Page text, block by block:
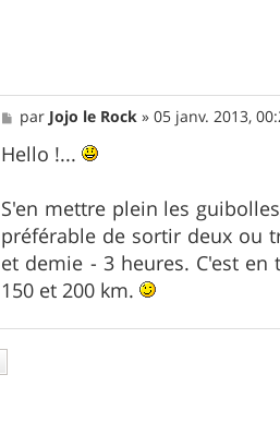
M
e
s
s
g
e
par Jojo le Rock »05 janv. 2013,
Hello !...
S'en mettre plein les
préférable de sortir deux ou
et demie - 3 heures. C'est
150 et 200 km.